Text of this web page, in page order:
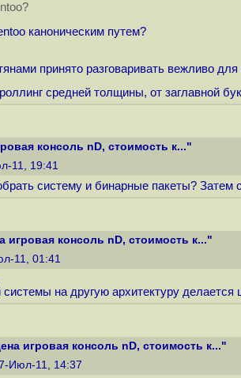
каноническим путем?
принято разговаривать вежливо
средней толщины, от заглавной
консоль nD, стоимость к..."
11, 19:41
систему и бинарные пакеты? Затем
консоль nD, стоимость к..."
11, 01:41
системы на другую архитектуру
игровая консоль nD, стоимость к..."
Июл-11, 14:37